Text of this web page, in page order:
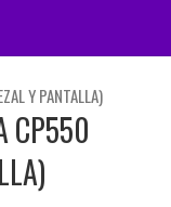
Y PANTALLA)
CP550